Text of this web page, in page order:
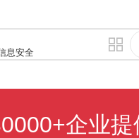
息安全
企业